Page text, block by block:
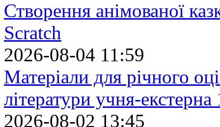
Створення анімованої
Scratch
2026-08-04 11:59
Матеріали для річного
літератури учня-екстерна
2026-08-02 13:45